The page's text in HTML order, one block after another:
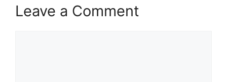
Leave a Comment